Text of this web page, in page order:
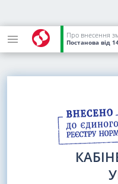
Постанова від